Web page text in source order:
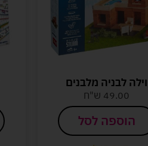
וילה לבניה מלבנים
49.00 ש"ח
הוספה לסל